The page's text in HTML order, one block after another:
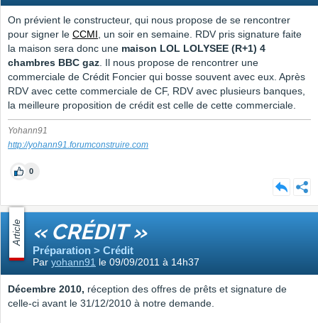
On prévient le constructeur, qui nous propose de se rencontrer
pour signer le CCMI, un soir en semaine. RDV pris signature faite
la maison sera donc une maison LOL LOLYSEE (R+1) 4
chambres BBC gaz. Il nous propose de rencontrer une
commerciale de Crédit Foncier qui bosse souvent avec eux. Après
RDV avec cette commerciale de CF, RDV avec plusieurs banques,
la meilleure proposition de crédit est celle de cette commerciale.
Yohann91
http://yohann91.forumconstruire.com
0
Article « CRÉDIT »
Préparation > Crédit
Par yohann91 le 09/09/2011 à 14h37
Décembre 2010, réception des offres de prêts et signature de
celle-ci avant le 31/12/2010 à notre demande.